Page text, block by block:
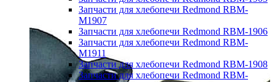
Запчасти для хлебопечи Redmond RBM-
M1907
Запчасти для хлебопечи Redmond RBM-1906
Запчасти для хлебопечи Redmond RBM-
M1911
Запчасти для хлебопечи Redmond RBM-1908
Запчасти для хлебопечи Redmond RBM-